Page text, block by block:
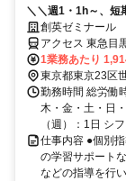
＼＼週1・1h～、短
ートで初バイトで
創英ゼミナール
アクセス 東急目
京都）南口徒歩
12分 自由が丘駅
1業務あたり
東京都東京23区
勤務時間 総労働
木・金・土・日
（週）：1日 シ
仕事内容 ●個別
の学習サポート
などの指導を行